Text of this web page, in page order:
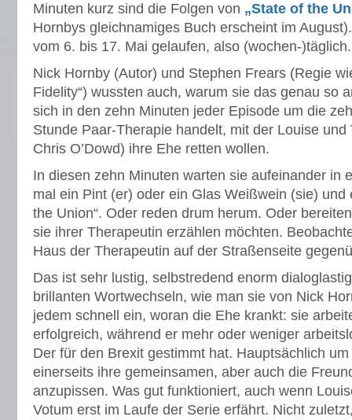
Minuten kurz sind die Folgen von „State of the
Hornbys gleichnamiges Buch erscheint im
vom 6. bis 17. Mai gelaufen, also (wochen-)täglich.
Nick Hornby (Autor) und Stephen Frears (Regie
Fidelity“) wussten auch, warum sie das genau so
sich in den zehn Minuten jeder Episode um die
Stunde Paar-Therapie handelt, mit der Louise und
Chris O’Dowd) ihre Ehe retten wollen.
In diesen zehn Minuten warten sie aufeinander in
mal ein Pint (er) oder ein Glas Weißwein (sie) und
the Union“. Oder reden drum herum. Oder
sie ihrer Therapeutin erzählen möchten.
Haus der Therapeutin auf der Straßenseite
Das ist sehr lustig, selbstredend enorm
brillanten Wortwechseln, wie man sie von Nick
jedem schnell ein, woran die Ehe krankt: sie
erfolgreich, während er mehr oder weniger
Der für den Brexit gestimmt hat. Hauptsächlich
einerseits ihre gemeinsamen, aber auch die
anzupissen. Was gut funktioniert, auch wenn
Votum erst im Laufe der Serie erfährt. Nicht